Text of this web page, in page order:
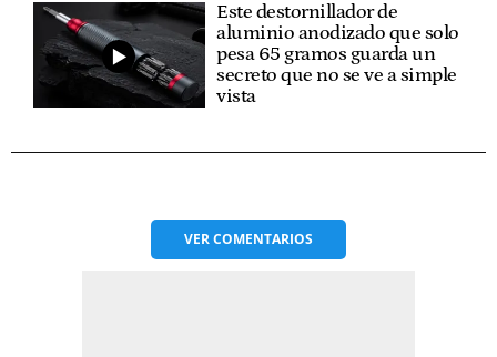
Este destornillador de
aluminio anodizado que solo
pesa 65 gramos guarda un
secreto que no se ve a simple
vista
VERCOMENTARIOS